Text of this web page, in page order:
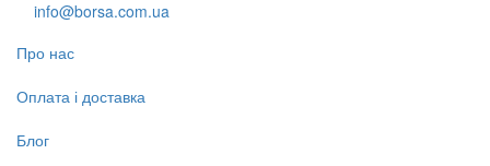
info@borsa.com.ua
Про нас
Оплата і доставка
Блог